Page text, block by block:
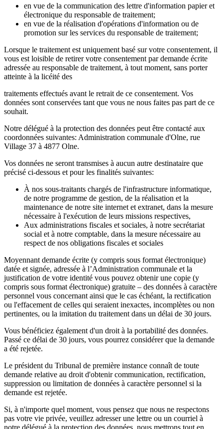
en vue de la communication des lettre d'information papier et
électronique du responsable de traitement;
en vue de la réalisation d'opérations d'information ou de
promotion sur les services du responsable de traitement;
Lorsque le traitement est uniquement basé sur votre consentement, il
vous est loisible de retirer votre consentement par demande écrite
adressée au responsable de traitement, à tout moment, sans porter
atteinte à la licéité des
traitements effectués avant le retrait de ce consentement. Vos
données sont conservées tant que vous ne nous faites pas part de ce
souhait.
Notre délégué à la protection des données peut être contacté aux
coordonnées suivantes: Administration communale d'Olne, rue
Village 37 à 4877 Olne.
Vos données ne seront transmises à aucun autre destinataire que
précisé ci-dessous et pour les finalités suivantes:
À nos sous-traitants chargés de l'infrastructure informatique,
de notre programme de gestion, de la réalisation et la
maintenance de notre site internet et extranet, dans la mesure
nécessaire à l'exécution de leurs missions respectives,
Aux administrations fiscales et sociales, à notre secrétariat
social et à notre comptable, dans la mesure nécessaire au
respect de nos obligations fiscales et sociales
Moyennant demande écrite (y compris sous format électronique)
datée et signée, adressée à l’Administration communale et la
justification de votre identité vous pouvez obtenir une copie (y
compris sous format électronique) gratuite – des données à caractère
personnel vous concernant ainsi que le cas échéant, la rectification
ou l'effacement de celles qui seraient inexactes, incomplètes ou non
pertinentes, ou la imitation du traitement dans un délai de 30 jours.
Vous bénéficiez également d'un droit à la portabilité des données.
Passé ce délai de 30 jours, vous pourrez considérer que la demande
a été rejetée.
Le président du Tribunal de première instance connaît de toute
demande relative au droit d'obtenir communication, rectification,
suppression ou limitation de données à caractère personnel si la
demande est rejetée.
Si, à n'importe quel moment, vous pensez que nous ne respectons
pas votre vie privée, veuillez adresser une lettre ou un courriel à